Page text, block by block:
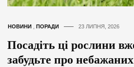
НОВИНИ ПОРАДИ 23 ЛИПНЯ, 2026
Посадіть ці рослини
забудьте про